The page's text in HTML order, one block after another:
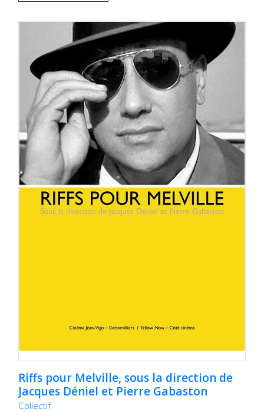
Riffs pour Melville, sous la direction de
Jacques Déniel et Pierre Gabaston
Collectif